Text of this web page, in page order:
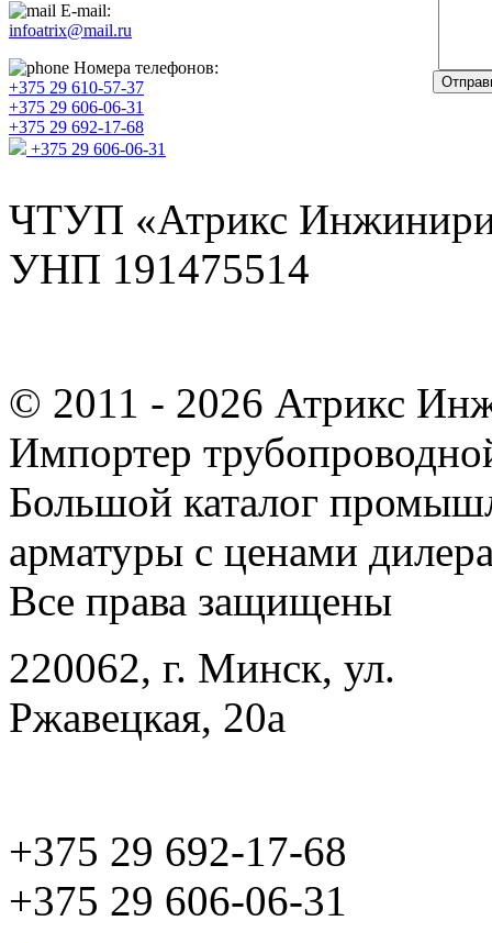
E-mail:
infoatrix@mail.ru
Номера телефонов:
+375 29 610-57-37
+375 29 606-06-31
+375 29 692-17-68
+375 29 606-06-31
ЧТУП «Атрикс
УНП 191475514
© 2011 - 2026 Атрикс
Импортер
Большой каталог
арматуры с ценами
Все права защищены
220062, г. Минск, ул.
Ржавецкая, 20а
+375 29 692-17-68
+375 29 606-06-31